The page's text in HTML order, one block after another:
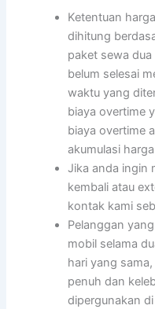
Ketentuan
dihitung
paket sewa dua
belum selesai
waktu yang
biaya overtime
biaya overtime
akumulasi
Jika anda ingin
kembali atau
kontak kami
Pelanggan
mobil selama
hari yang
penuh dan
dipergunakan